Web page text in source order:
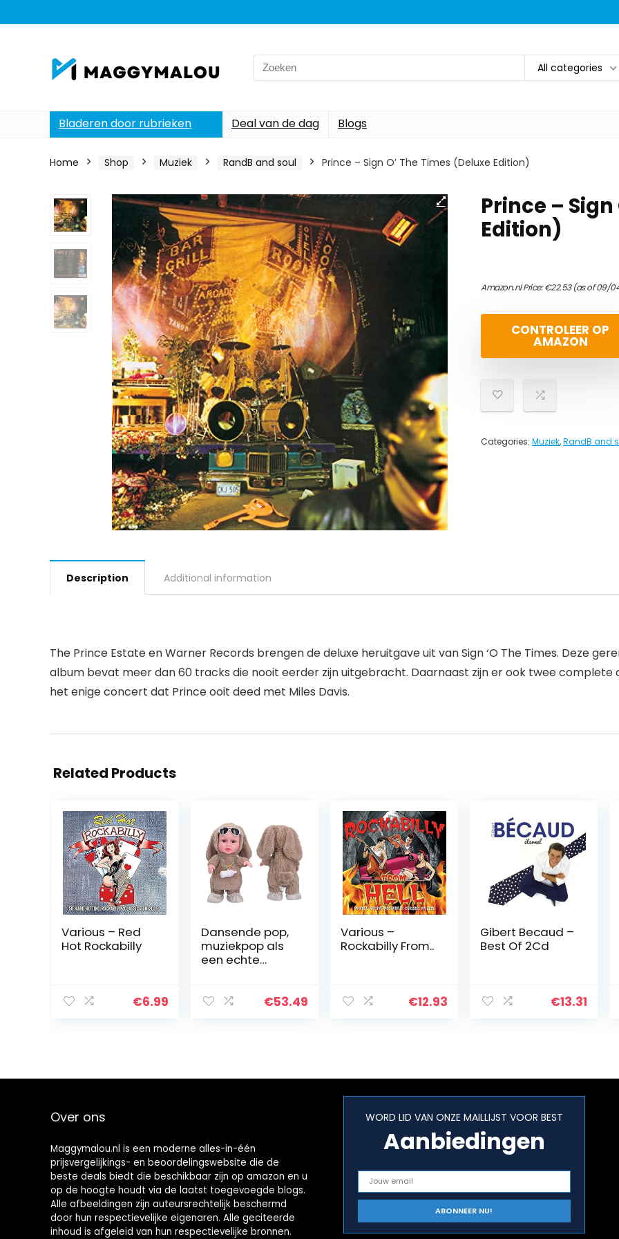
Search
for:
All categories
Bladeren door rubrieken Deal van de dag Blogs
Home Shop Muziek RandB and soul Prince – Sign O’ The Times (Deluxe Edition)
Prince –
Edition)
Amazon.nl Price:€22.53(as of 09/
CONTROLEER OP
AMAZON
Categories: Muziek,RandB and
Description Additional information
The Prince Estate en Warner Records brengen de deluxe heruitgave uit van Sign ‘O The Times. Deze
album bevat meer dan 60 tracks die nooit eerder zijn uitgebracht. Daarnaast zijn er ook twee
het enige concert dat Prince ooit deed met Miles Davis.
Related Products
Various – Red
Hot Rockabilly
€6.99
Dansende pop,
muziekpop als
een echte
details voor kind
€53.49
Various –
Rockabilly From..
€12.93
Gibert Becaud –
Best Of 2Cd
€13.31
Over ons
Maggymalou.nl is een moderne alles-in-één
prijsvergelijkings- en beoordelingswebsite die de
beste deals biedt die beschikbaar zijn op amazon en u
op de hoogte houdt via de laatst toegevoegde blogs.
Alle afbeeldingen zijn auteursrechtelijk beschermd
door hun respectievelijke eigenaren. Alle geciteerde
inhoud is afgeleid van hun respectievelijke bronnen.
WORD LID VAN ONZE MAILLIJST VOOR BEST
Aanbiedingen